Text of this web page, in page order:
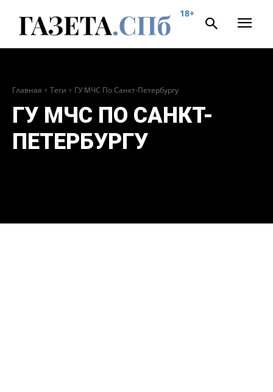
18+
Главная Теги ГУ МЧС По Санкт-Петербургу
ГУ МЧС ПО САНКТ-
ПЕТЕРБУРГУ